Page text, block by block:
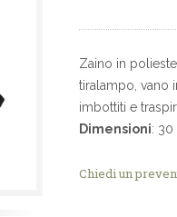
Zaino in
tiralampo, vano
imbottiti e
Dimensioni: 30
Chiedi un